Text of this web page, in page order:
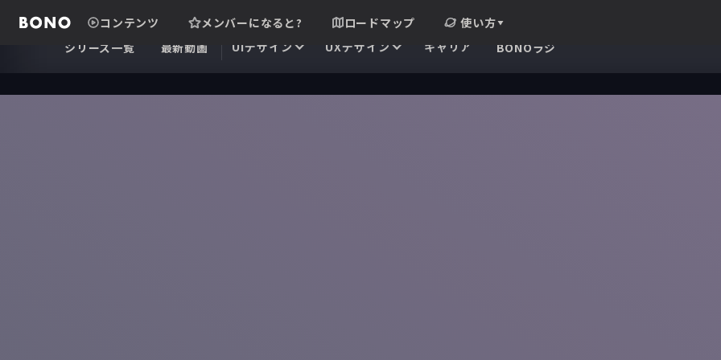
コンテンツ メンバーになると? ロードマップ
使い方
シリーズ一覧
最新動画 UIデザイン UXデザイン キャリア BONOラジ